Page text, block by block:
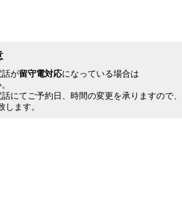
話が留守電対応になっている場合は
にてご予約日、時間の変更を承りますので、
ます。